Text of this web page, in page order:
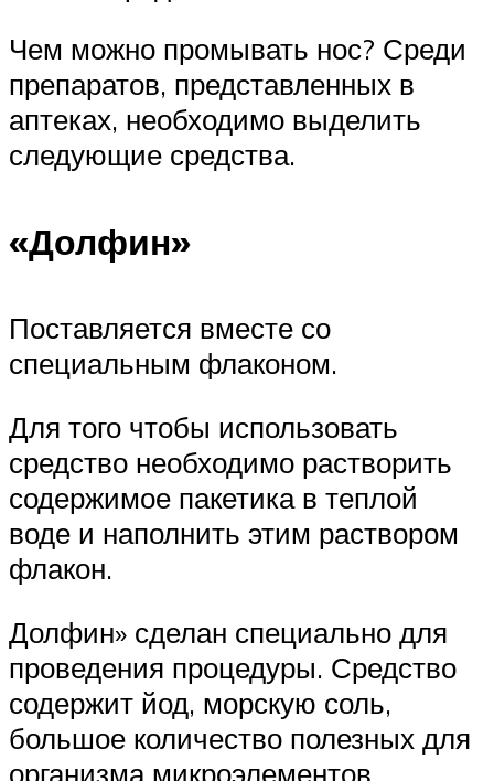
Чем можно промывать нос? Среди
препаратов, представленных в
аптеках, необходимо выделить
следующие средства.
«Долфин»
Поставляется вместе со
специальным флаконом.
Для того чтобы использовать
средство необходимо растворить
содержимое пакетика в теплой
воде и наполнить этим раствором
флакон.
Долфин» сделан специально для
проведения процедуры. Средство
содержит йод, морскую соль,
большое количество полезных для
организма микроэлементов.